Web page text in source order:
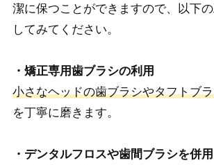
潔に保つことができますので、以下
してみてください。
・矯正専用歯ブラシの利用
小さなヘッドの歯ブラシやタフトブ
を丁寧に磨きます。
・デンタルフロスや歯間ブラシを併用